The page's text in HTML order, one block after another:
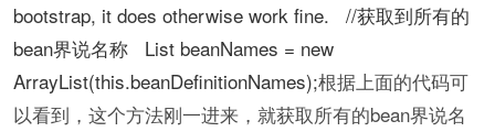
bootstrap, it does otherwise work fine. //获取到所有的
bean界说名称 List beanNames = new
ArrayList(this.beanDefinitionNames);根据上面的代码可
以看到，这个方法刚一进来，就获取所有的bean界说名